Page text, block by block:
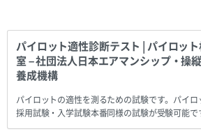
パイロット適性診断テスト | パイロッ
室 – 社団法人日本エアマンシップ・操
養成機構
パイロットの適性を測るための試験です。パイロ
採用試験・入学試験本番同様の試験が受験可能で